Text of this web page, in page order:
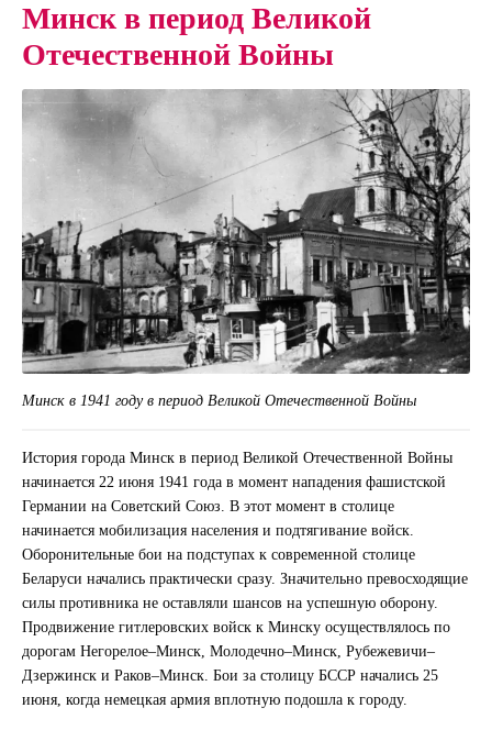
Минск в период Великой
Отечественной Войны
Минск в 1941 году в период Великой Отечественной Войны
История города Минск в период Великой Отечественной Войны
начинается 22 июня 1941 года в момент нападения фашистской
Германии на Советский Союз. В этот момент в столице
начинается мобилизация населения и подтягивание войск.
Оборонительные бои на подступах к современной столице
Беларуси начались практически сразу. Значительно превосходящие
силы противника не оставляли шансов на успешную оборону.
Продвижение гитлеровских войск к Минску осуществлялось по
дорогам Негорелое–Минск, Молодечно–Минск, Рубежевичи–
Дзержинск и Раков–Минск. Бои за столицу БССР начались 25
июня, когда немецкая армия вплотную подошла к городу.